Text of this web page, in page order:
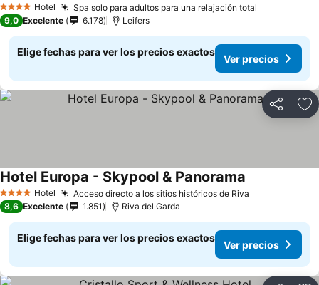
4 EstrellasHotel Spa solo para adultos para una relajación total
9,0 Excelente 6.178 Leifers
Elige fechas para ver los precios exactos
Ver precios
Compartir
4 EstrellasHotel Acceso directo a los sitios históricos de Riva
Hotel Europa - Skypool & Panorama
8,6 Excelente 1.851 Riva del Garda
Elige fechas para ver los precios exactos
Ver precios